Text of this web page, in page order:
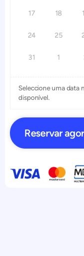
17 18
24 25
31 1
Seleccione uma data
disponível.
Reservar